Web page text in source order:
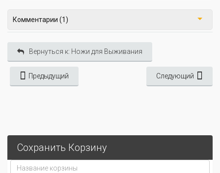
Комментарии (1)
Вернуться к: Ножи для Выживания
Предыдущий Следующий
Сохранить Корзину